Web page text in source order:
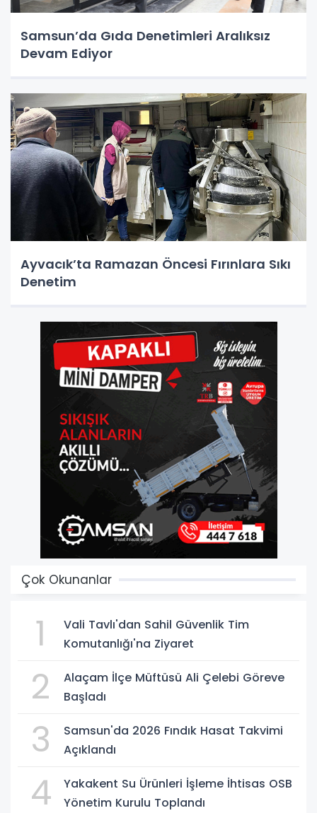
Samsun’da Gıda Denetimleri Aralıksız
Devam Ediyor
Ayvacık’ta Ramazan Öncesi Fırınlara Sıkı
Denetim
Çok Okunanlar
1
Vali Tavlı'dan Sahil Güvenlik Tim
Komutanlığı'na Ziyaret
2
Alaçam İlçe Müftüsü Ali Çelebi Göreve
Başladı
3
Samsun'da 2026 Fındık Hasat Takvimi
Açıklandı
4
Yakakent Su Ürünleri İşleme İhtisas OSB
Yönetim Kurulu Toplandı